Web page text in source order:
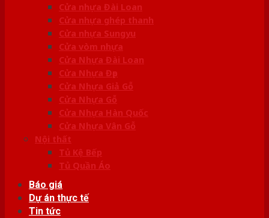
Cửa nhựa Đài Loan
Cửa nhựa ghép thanh
Cửa nhựa Sungyu
Cửa vòm nhựa
Cửa Nhựa Đài Loan
Cửa Nhựa Đẹp
Cửa Nhựa Giả Gỗ
Cửa Nhựa Gỗ
Cửa Nhựa Hàn Quốc
Cửa Nhựa Vân Gỗ
Nội thất
Tủ Kệ Bếp
Tủ Quần Áo
Báo giá
Dự án thực tế
Tin tức